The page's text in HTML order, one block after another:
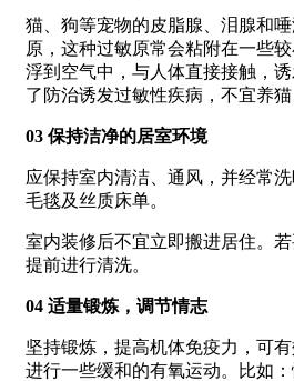
猫、狗等宠物的皮脂腺、泪腺和
原，这种过敏原常会粘附在一些
浮到空气中，与人体直接接触，
了防治诱发过敏性疾病，不宜养猫
03 保持洁净的居室环境
应保持室内清洁、通风，并经常
毛毯及丝质床单。
室内装修后不宜立即搬进居住。
提前进行清洗。
04 适量锻炼，调节情志
坚持锻炼，提高机体免疫力，可
进行一些缓和的有氧运动。比如